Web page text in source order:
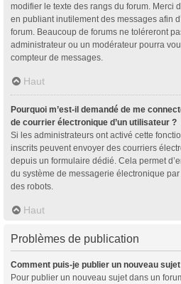
modifier le texte des rangs du forum. Merci
en publiant inutilement des messages afin
forum. Beaucoup de forums ne toléreront
administrateur ou un modérateur pourra
compteur de messages.
Haut
Pourquoi m’est-il demandé de me
de courrier électronique d’un utilisateur ?
Si les administrateurs ont activé cette
inscrits peuvent envoyer des courriers
depuis un formulaire dédié. Cela permet
du système de messagerie électronique
des robots.
Haut
Problèmes de publication
Comment puis-je publier un nouveau
Pour publier un nouveau sujet dans un